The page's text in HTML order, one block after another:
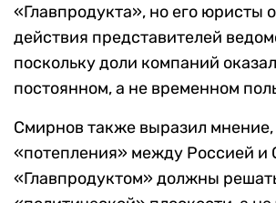
«Главпродукта», но его юристы
действия представителей
поскольку доли компаний
постоянном, а не временном
Смирнов также выразил мнение,
«потепления» между Россией
«Главпродуктом» должны